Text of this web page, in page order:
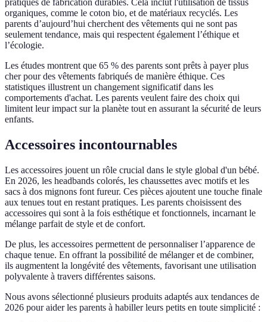
pratiques de fabrication durables. Cela inclut l'utilisation de tissus
organiques, comme le coton bio, et de matériaux recyclés. Les
parents d’aujourd’hui cherchent des vêtements qui ne sont pas
seulement tendance, mais qui respectent également l’éthique et
l’écologie.
Les études montrent que 65 % des parents sont prêts à payer plus
cher pour des vêtements fabriqués de manière éthique. Ces
statistiques illustrent un changement significatif dans les
comportements d'achat. Les parents veulent faire des choix qui
limitent leur impact sur la planète tout en assurant la sécurité de leurs
enfants.
Accessoires incontournables
Les accessoires jouent un rôle crucial dans le style global d'un bébé.
En 2026, les headbands colorés, les chaussettes avec motifs et les
sacs à dos mignons font fureur. Ces pièces ajoutent une touche finale
aux tenues tout en restant pratiques. Les parents choisissent des
accessoires qui sont à la fois esthétique et fonctionnels, incarnant le
mélange parfait de style et de confort.
De plus, les accessoires permettent de personnaliser l’apparence de
chaque tenue. En offrant la possibilité de mélanger et de combiner,
ils augmentent la longévité des vêtements, favorisant une utilisation
polyvalente à travers différentes saisons.
Nous avons sélectionné plusieurs produits adaptés aux tendances de
2026 pour aider les parents à habiller leurs petits en toute simplicité :